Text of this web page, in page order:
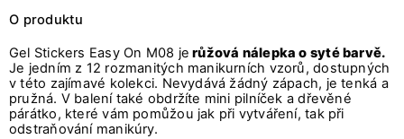
O produktu
Gel Stickers Easy On M08 je růžová nálepka o syté barvě.
Je jedním z 12 rozmanitých manikurních vzorů, dostupných
v této zajímavé kolekci. Nevydává žádný zápach, je tenká a
pružná. V balení také obdržíte mini pilníček a dřevěné
párátko, které vám pomůžou jak při vytváření, tak při
odstraňování manikúry.